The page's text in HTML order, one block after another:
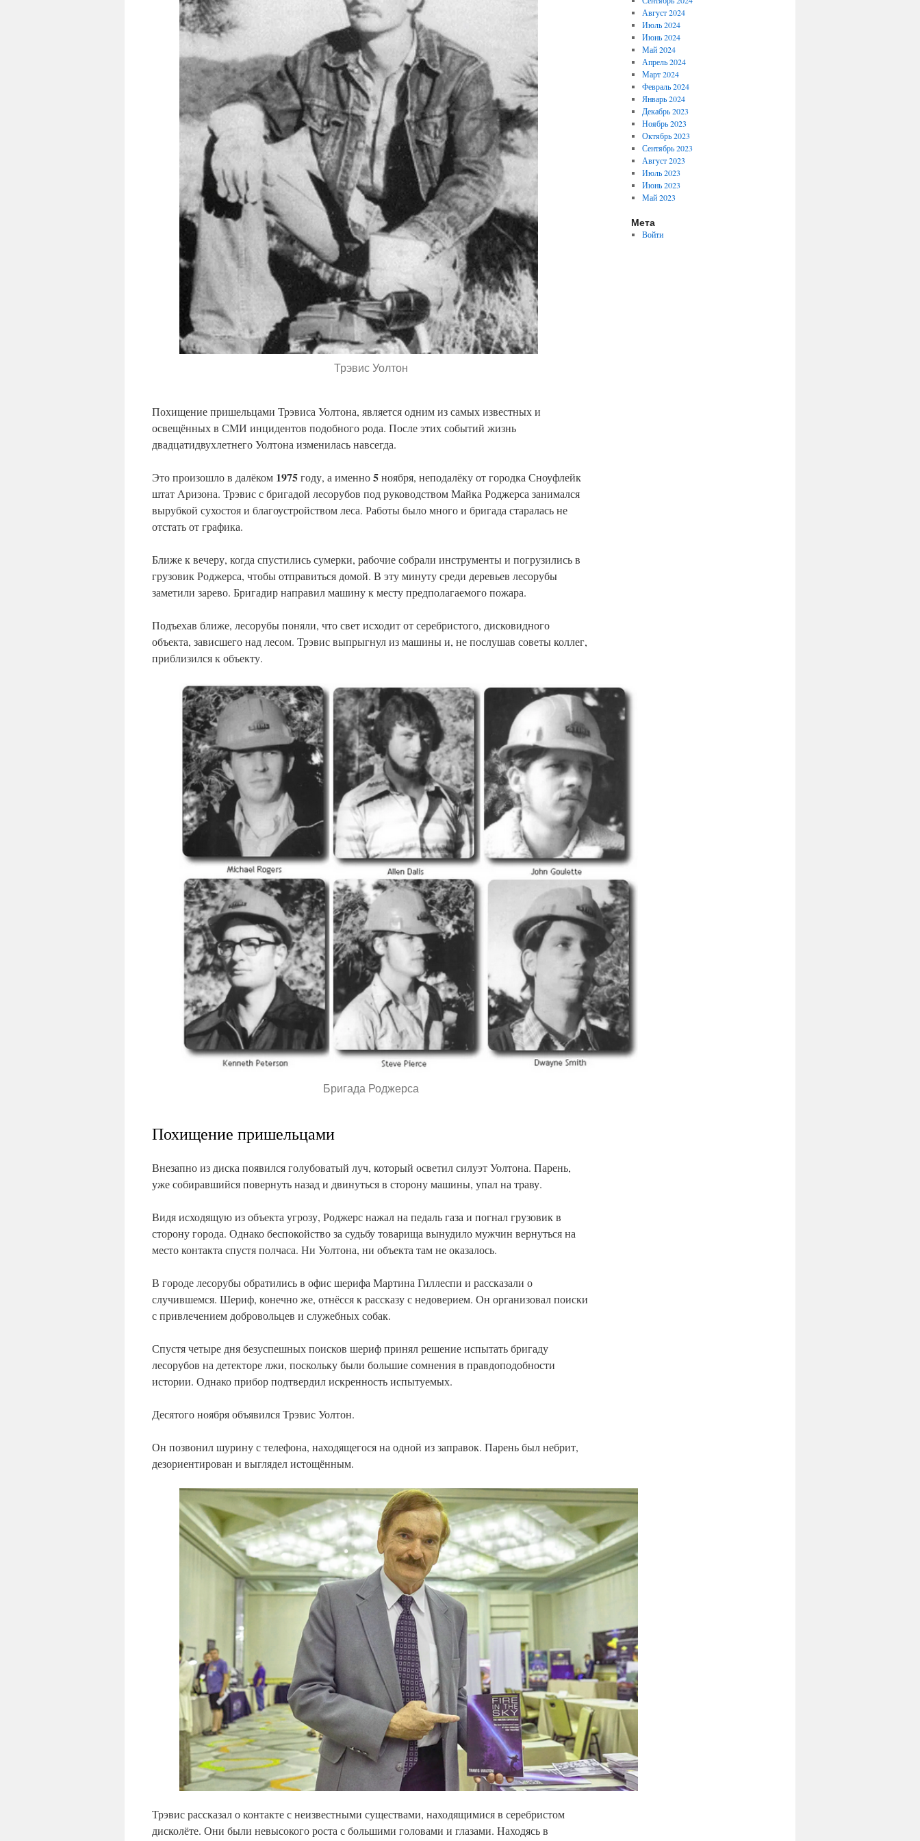
Трэвис Уолтон
Похищение пришельцами Трэвиса Уолтона, является одним из самых известных и
освещённых в СМИ инцидентов подобного рода. После этих событий жизнь
двадцатидвухлетнего Уолтона изменилась навсегда.
Это произошло в далёком 1975году, а именно5ноября, неподалёку от городка Сноуфлейк
штат Аризона. Трэвис с бригадой лесорубов под руководством Майка Роджерса занимался
вырубкой сухостоя и благоустройством леса. Работы было много и бригада старалась не
отстать от графика.
Ближе к вечеру, когда спустились сумерки, рабочие собрали инструменты и погрузились в
грузовик Роджерса, чтобы отправиться домой. В эту минуту среди деревьев лесорубы
заметили зарево. Бригадир направил машину к месту предполагаемого пожара.
Подъехав ближе, лесорубы поняли, что свет исходит от серебристого, дисковидного
объекта, зависшего над лесом. Трэвис выпрыгнул из машины и, не послушав советы коллег,
приблизился к объекту.
Бригада Роджерса
Похищение пришельцами
Внезапно из диска появился голубоватый луч, который осветил силуэт Уолтона. Парень,
уже собиравшийся повернуть назад и двинуться в сторону машины, упал на траву.
Видя исходящую из объекта угрозу, Роджерс нажал на педаль газа и погнал грузовик в
сторону города. Однако беспокойство за судьбу товарища вынудило мужчин вернуться на
место контакта спустя полчаса. Ни Уолтона, ни объекта там не оказалось.
В городе лесорубы обратились в офис шерифа Мартина Гиллеспи и рассказали о
случившемся. Шериф, конечно же, отнёсся к рассказу с недоверием. Он организовал поиски
с привлечением добровольцев и служебных собак.
Спустя четыре дня безуспешных поисков шериф принял решение испытать бригаду
лесорубов на детекторе лжи, поскольку были большие сомнения в правдоподобности
истории. Однако прибор подтвердил искренность испытуемых.
Десятого ноября объявился Трэвис Уолтон.
Он позвонил шурину с телефона, находящегося на одной из заправок. Парень был небрит,
дезориентирован и выглядел истощённым.
Трэвис рассказал о контакте с неизвестными существами, находящимися в серебристом
дисколёте. Они были невысокого роста с большими головами и глазами. Находясь в
Август 2024
Июль 2024
Июнь 2024
Май 2024
Апрель 2024
Март 2024
Февраль 2024
Январь 2024
Декабрь 2023
Ноябрь 2023
Октябрь 2023
Сентябрь 2023
Август 2023
Июль 2023
Июнь 2023
Май 2023
Мета
Войти